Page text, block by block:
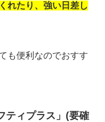
れたり、強い日差し
も便利なのでおすす
ティプラス」(要確